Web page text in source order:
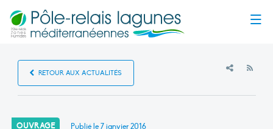
RETOUR AUX ACTUALITÉS
OUVRAGE Publié le7 janvier 2016